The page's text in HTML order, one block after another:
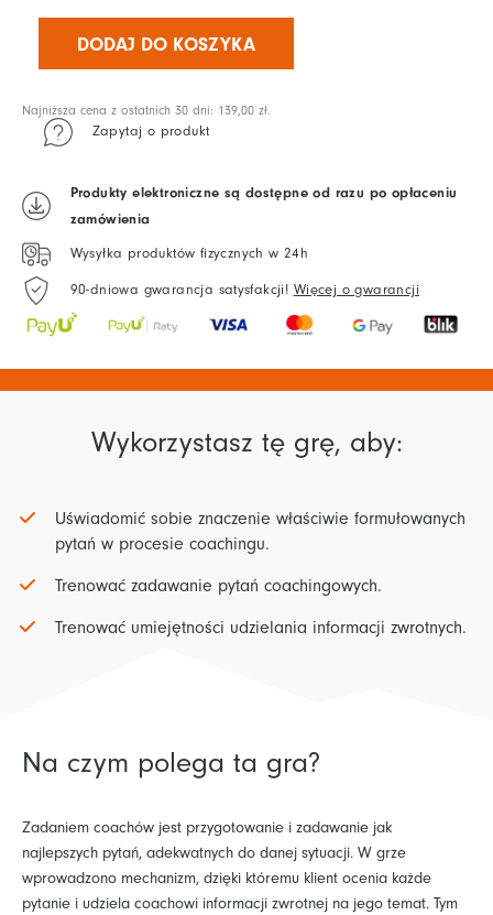
DODAJ DO KOSZYKA
Najniższa cena z ostatnich 30 dni: 139,00 zł.
Zapytaj o produkt
Produkty elektroniczne są dostępne od razu po opłaceniu
zamówienia
Wysyłka produktów fizycznych w 24h
90-dniowa gwarancja satysfakcji! Więcej o gwarancji
Wykorzystasz tę grę, aby:
Uświadomić sobie znaczenie właściwie formułowanych
pytań w procesie coachingu.
Trenować zadawanie pytań coachingowych.
Trenować umiejętności udzielania informacji zwrotnych.
Na czym polega ta gra?
Zadaniem coachów jest przygotowanie i zadawanie jak
najlepszych pytań, adekwatnych do danej sytuacji. W grze
wprowadzono mechanizm, dzięki któremu klient ocenia każde
pytanie i udziela coachowi informacji zwrotnej na jego temat. Tym